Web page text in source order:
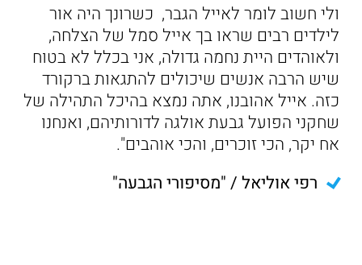
ולי חשוב לומר לאייל הגבר, כשרונך היה אור
לילדים רבים שראו בך אייל סמל של הצלחה,
ולאוהדים היית נחמה גדולה, אני בכלל לא בטוח
שיש הרבה אנשים שיכולים להתגאות ברקורד
כזה. אייל אהובנו, אתה נמצא בהיכל התהילה של
שחקני הפועל גבעת אולגה לדורותיהם, ואנחנו
אח יקר, הכי זוכרים, והכי אוהבים".
רפי אוליאל / "מסיפורי הגבעה"